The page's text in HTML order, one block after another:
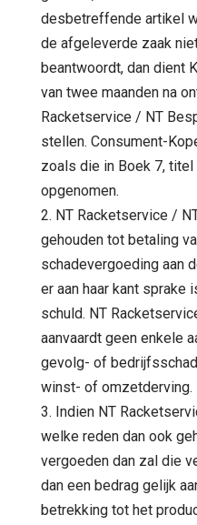
desbetreffende artikel
de afgeleverde zaak
beantwoordt, dan dient
van twee maanden na
Racketservice / NT
stellen. Consument-
zoals die in Boek 7,
opgenomen.
2. NT Racketservice /
gehouden tot betaling
schadevergoeding aan
er aan haar kant sprake
schuld. NT
aanvaardt geen enkele
gevolg- of
winst- of omzetderving.
3. Indien NT
welke reden dan ook
vergoeden dan zal die
dan een bedrag gelijk
betrekking tot het